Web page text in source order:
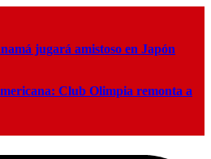
jugará amistoso en Japón
Club Olimpia remonta a